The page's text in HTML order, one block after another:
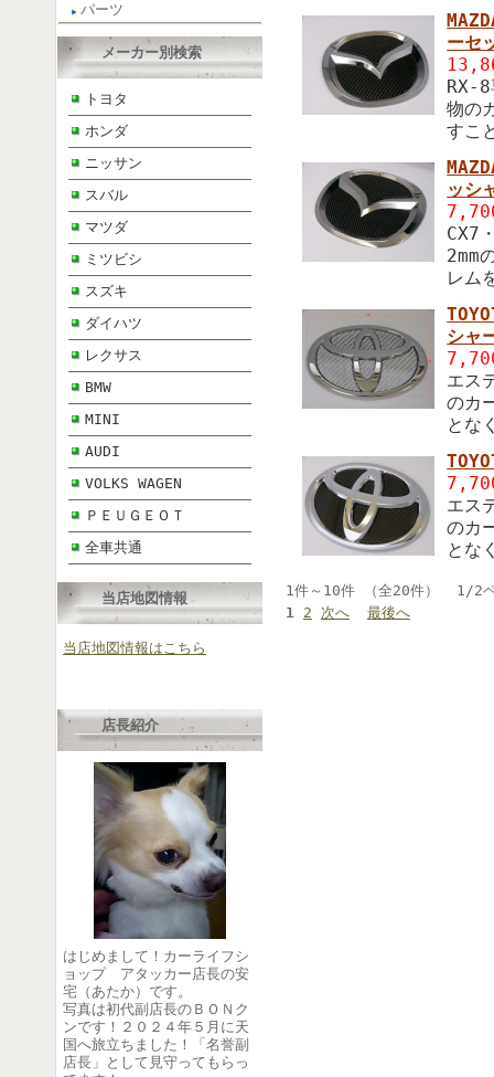
パーツ
メーカー別検索
トヨタ
ホンダ
ニッサン
スバル
マツダ
ミツビシ
スズキ
ダイハツ
レクサス
BMW
MINI
AUDI
VOLKS WAGEN
ＰＥＵＧＥＯＴ
全車共通
当店地図情報
当店地図情報はこちら
店長紹介
はじめまして！カーライフシ
ョップ アタッカー店長の安
宅（あたか）です。
写真は初代副店長のＢＯＮク
ンです！２０２４年５月に天
国へ旅立ちました！「名誉副
店長」として見守ってもらっ
ーセ
RX-8
物の
すこ
ッシ
CX7
2mm
レム
シャ
エス
のカ
とな
エス
のカ
とな
1件～10件 （全20件） 1/2
1 2 次へ 最後へ